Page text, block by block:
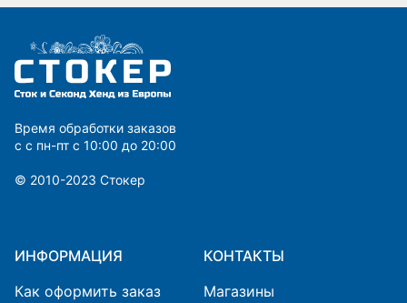
Время обработки заказов
с с пн-пт с 10:00 до 20:00
© 2010-2023 Cтокер
ИНФОРМАЦИЯ
Как оформить заказ
КОНТАКТЫ
Магазины